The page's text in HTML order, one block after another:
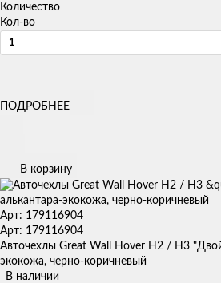
Количество
Кол-во
ПОДРОБНЕЕ
В корзину
Арт: 179116904
Арт: 179116904
Авточехлы Great Wall Hover H2 / H3
экокожа, черно-коричневый
В наличии